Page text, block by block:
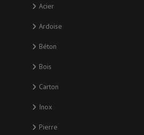
Acier
Ardoise
Béton
Bois
Carton
Inox
Pierre